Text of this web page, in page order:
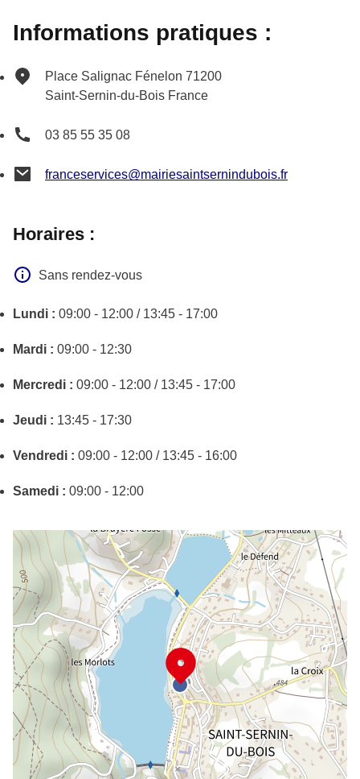
Informations pratiques :
Place Salignac Fénelon 71200
Saint-Sernin-du-Bois France
03 85 55 35 08
franceservices@mairiesaintsernindubois.fr
Horaires :
Sans rendez-vous
Lundi : 09:00 - 12:00 / 13:45 - 17:00
Mardi : 09:00 - 12:30
Mercredi : 09:00 - 12:00 / 13:45 - 17:00
Jeudi : 13:45 - 17:30
Vendredi : 09:00 - 12:00 / 13:45 - 16:00
Samedi : 09:00 - 12:00